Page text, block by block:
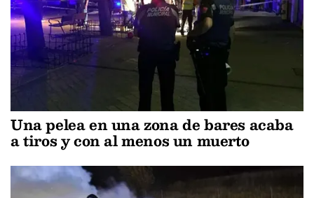
Una pelea en una zona de bares acaba
a tiros y con al menos un muerto